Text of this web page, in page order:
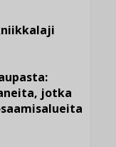
jotka